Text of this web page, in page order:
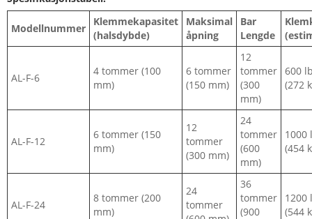
Modellnummer
Klemmekapasitet
(halsdybde)
Maksimal
åpning
Bar
Lengde
AL-F-6
4 tommer (100
mm)
6 tommer
(150 mm)
12
tommer
(300
mm)
600
(272
AL-F-12
6 tommer (150
mm)
12
tommer
(300 mm)
24
tommer
(600
mm)
1000
(454
AL-F-24
8 tommer (200
mm)
24
tommer
36
tommer
(900
1200
(544